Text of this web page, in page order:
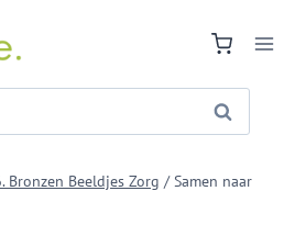
Zoeken
Bronzen Beeldjes Zorg / Samen naar